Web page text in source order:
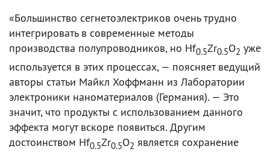
«Большинство сегнетоэлектриков очень трудно
интегрировать в современные методы
производства полупроводников, но Hf0.5Zr0.5O2 уже
используется в этих процессах, — поясняет ведущий
авторы статьи Майкл Хоффманн из Лаборатории
электроники наноматериалов (Германия). — Это
значит, что продукты с использованием данного
эффекта могут вскоре появиться. Другим
достоинством Hf0.5Zr0.5O2 является сохранение